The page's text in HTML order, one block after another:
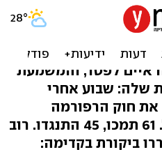
הפרטת
בכנסת
איים לפטר, והמשמעת
שלה: שבוע אחרי
חוק הרפורמה
במינהל מקרקעי ישראל. 61 תמכו, 45 התנגדו. רוב
ביקורת בקדימה: